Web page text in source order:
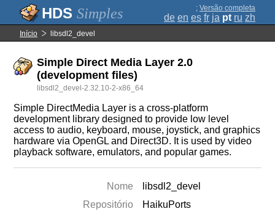
Simples ; Versão completa
de en es fr ja pt ru zh
Início libsdl2_devel
Simple Direct Media Layer 2.0
(development files)
libsdl2_devel-2.32.10-2-x86_64
Simple DirectMedia Layer is a cross-platform
development library designed to provide low level
access to audio, keyboard, mouse, joystick, and graphics
hardware via OpenGL and Direct3D. It is used by video
playback software, emulators, and popular games.
Nome
libsdl2_devel
Repositório
HaikuPorts